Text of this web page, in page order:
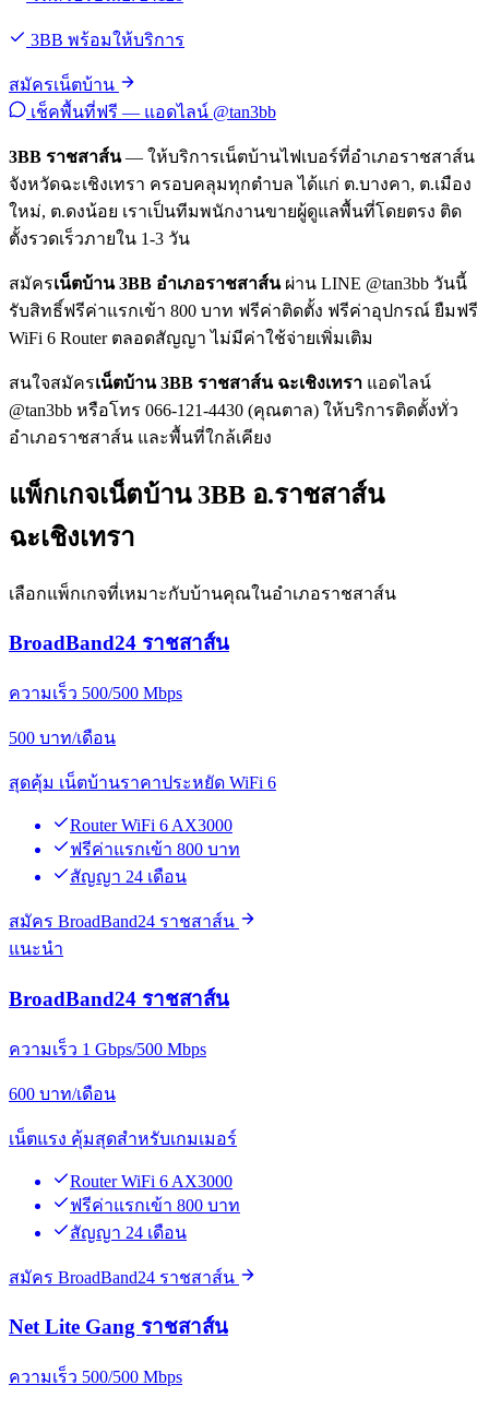
3BB พร้อมให้บริการ
สมัครเน็ตบ้าน
เช็คพื้นที่ฟรี — แอดไลน์ @tan3bb
3BB ราชสาส์น— ให้บริการเน็ตบ้านไฟเบอร์ที่อำเภอราชสาส์น
จังหวัดฉะเชิงเทรา ครอบคลุมทุกตำบล ได้แก่ ต.บางคา, ต.เมือง
ใหม่, ต.ดงน้อย เราเป็นทีมพนักงานขายผู้ดูแลพื้นที่โดยตรง ติด
ตั้งรวดเร็วภายใน 1-3 วัน
สมัครเน็ตบ้าน 3BB อำเภอราชสาส์นผ่าน LINE @tan3bb วันนี้
รับสิทธิ์ฟรีค่าแรกเข้า 800 บาท ฟรีค่าติดตั้ง ฟรีค่าอุปกรณ์ ยืมฟรี
WiFi 6 Router ตลอดสัญญา ไม่มีค่าใช้จ่ายเพิ่มเติม
สนใจสมัครเน็ตบ้าน 3BB ราชสาส์น ฉะเชิงเทรา แอดไลน์
@tan3bb หรือโทร 066-121-4430 (คุณตาล) ให้บริการติดตั้งทั่ว
อำเภอราชสาส์น และพื้นที่ใกล้เคียง
แพ็กเกจเน็ตบ้าน 3BB อ.ราชสาส์น
ฉะเชิงเทรา
เลือกแพ็กเกจที่เหมาะกับบ้านคุณในอำเภอราชสาส์น
BroadBand24 ราชสาส์น
ความเร็ว 500/500 Mbps
500 บาท/เดือน
สุดคุ้ม เน็ตบ้านราคาประหยัด WiFi 6
Router WiFi 6 AX3000
ฟรีค่าแรกเข้า 800 บาท
สัญญา 24 เดือน
สมัคร BroadBand24 ราชสาส์น
แนะนำ
BroadBand24 ราชสาส์น
ความเร็ว 1 Gbps/500 Mbps
600 บาท/เดือน
เน็ตแรง คุ้มสุดสำหรับเกมเมอร์
Router WiFi 6 AX3000
ฟรีค่าแรกเข้า 800 บาท
สัญญา 24 เดือน
สมัคร BroadBand24 ราชสาส์น
Net Lite Gang ราชสาส์น
ความเร็ว 500/500 Mbps